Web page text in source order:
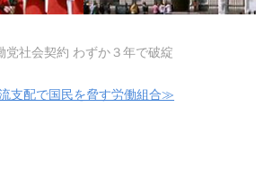
党社会契約 わずか３年で破綻
支配で国民を脅す労働組合≫